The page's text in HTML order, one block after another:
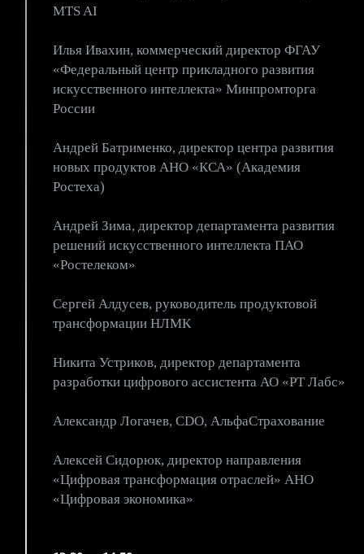
MTS AI
Илья Ивахин, коммерческий директор ФГАУ
«Федеральный центр прикладного развития
искусственного интеллекта» Минпромторга
России
Андрей Батрименко, директор центра развития
новых продуктов АНО «КСА» (Академия
Ростеха)
Андрей Зима, директор департамента развития
решений искусственного интеллекта ПАО
«Ростелеком»
Сергей Алдусев, руководитель продуктовой
трансформации НЛМК
Никита Устриков, директор департамента
разработки цифрового ассистента АО «РТ Лабс»
Александр Логачев, CDO, АльфаСтрахование
Алексей Сидорюк, директор направления
«Цифровая трансформация отраслей» АНО
«Цифровая экономика»